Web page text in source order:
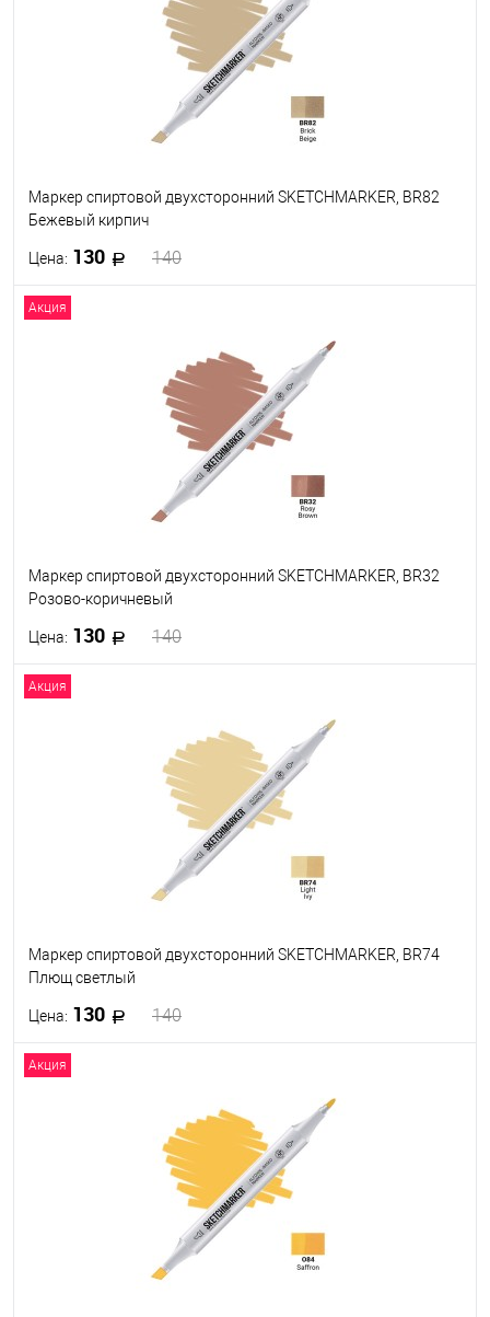
Маркер спиртовой двухсторонний SKETCHMARKER, BR82
Бежевый кирпич
Цена: 130 140
В наличии
Акция
Маркер спиртовой двухсторонний SKETCHMARKER, BR32
Розово-коричневый
Цена: 130 140
В наличии
Акция
Маркер спиртовой двухсторонний SKETCHMARKER, BR74
Плющ светлый
Цена: 130 140
В наличии
Акция